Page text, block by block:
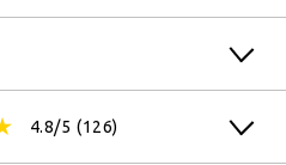
4.8/5 (126)